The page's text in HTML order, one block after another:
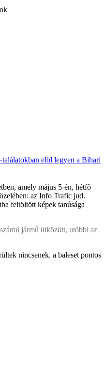
elöl legyen a Bihari
amely május 5-én, hétfő
az Info Trafic jud.
feltöltött képek tanúsága
jármű ütközött, utóbbi az
nincsenek, a baleset pontos